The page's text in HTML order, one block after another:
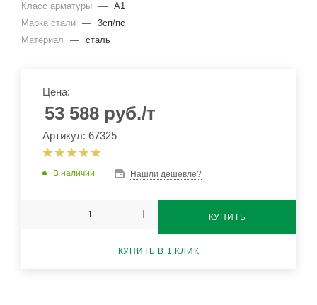
Класс арматуры — А1
Марка стали — 3сп/пс
Материал
— сталь
Цена:
53 588 руб./т
Артикул: 67325
В наличии Нашли дешевле?
КУПИТЬ
КУПИТЬ В 1 КЛИК